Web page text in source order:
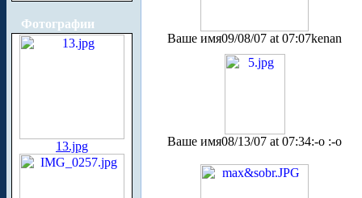
Фотографии
13.jpg
Ваше имя09/08/07 at 07:07kenan
Ваше имя08/13/07 at 07:34:-o :-o